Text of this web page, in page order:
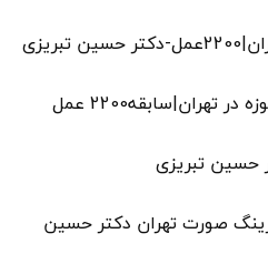
عمل
حسین تبریزی
صورت تهران دکتر حسین